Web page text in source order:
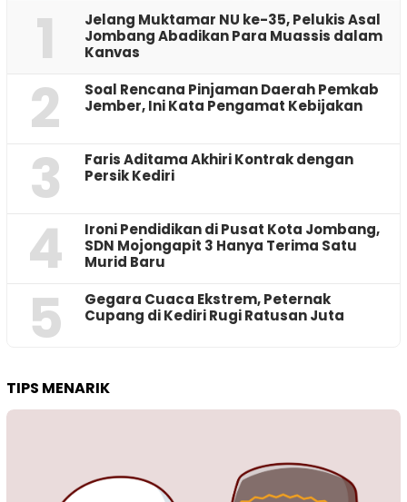
1
Jelang Muktamar NU ke-35, Pelukis Asal
Jombang Abadikan Para Muassis dalam
Kanvas
2
‎Soal Rencana Pinjaman Daerah Pemkab
Jember, Ini Kata Pengamat Kebijakan ‎
3
Faris Aditama Akhiri Kontrak dengan
Persik Kediri
4
Ironi Pendidikan di Pusat Kota Jombang,
SDN Mojongapit 3 Hanya Terima Satu
Murid Baru
5
‎Gegara Cuaca Ekstrem, Peternak
Cupang di Kediri Rugi Ratusan Juta
TIPS MENARIK